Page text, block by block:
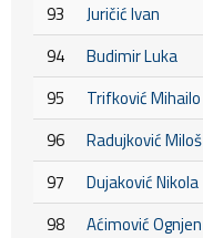
93
Juričić Ivan
94
Budimir Luka
95
Trifković Mihailo
96
Radujković Miloš
97
Dujaković Nikola
98
Aćimović Ognjen